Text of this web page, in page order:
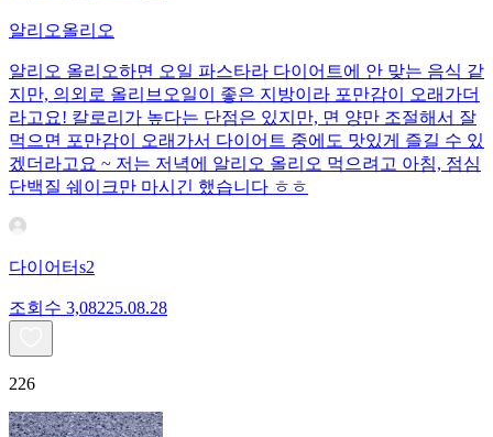
알리오올리오
알리오 올리오하면 오일 파스타라 다이어트에 안 맞는 음식 같
지만, 의외로 올리브오일이 좋은 지방이라 포만감이 오래가더
라고요! 칼로리가 높다는 단점은 있지만, 면 양만 조절해서 잘
먹으면 포만감이 오래가서 다이어트 중에도 맛있게 즐길 수 있
겠더라고요 ~ 저는 저녁에 알리오 올리오 먹으려고 아침, 점심
단백질 쉐이크만 마시긴 했습니다 ㅎㅎ
다이어터s2
조회수 3,08225.08.28
226